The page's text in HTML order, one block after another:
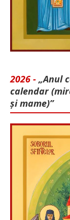
2026 - „Anul
calendar
și mame)”